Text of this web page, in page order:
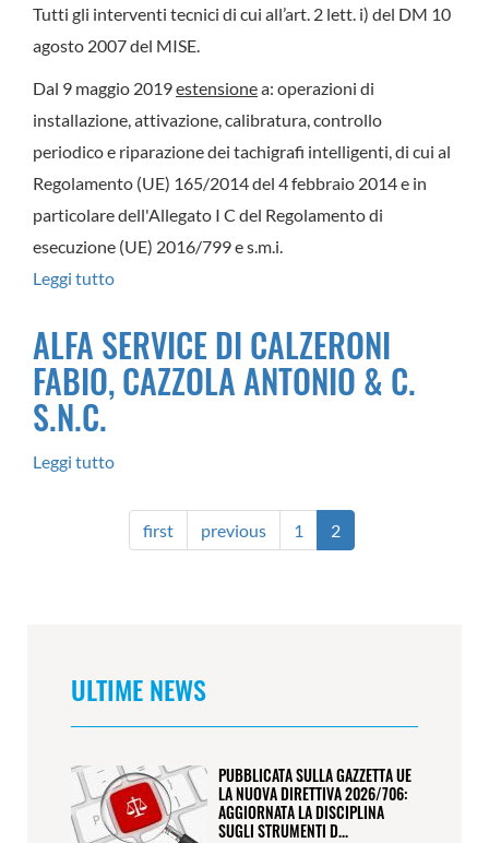
CRISTIANA
Tutti gli interventi tecnici di cui all’art. 2 lett. i) del DM 10
agosto 2007 del MISE.
Dal 9 maggio 2019estensionea: operazioni di
installazione, attivazione, calibratura, controllo
periodico e riparazione dei tachigrafi intelligenti, di cui al
Regolamento (UE) 165/2014 del 4 febbraio 2014 e in
particolare dell'Allegato I C del Regolamento di
esecuzione (UE) 2016/799 e s.m.i.
Leggi tutto
AGNELLO
SPA
ALFA SERVICE DI CALZERONI
FABIO, CAZZOLA ANTONIO & C.
S.N.C.
Leggi tutto
SERVICE
DI
ANTONIO
S.N.C.
first previous 1 2
ULTIME NEWS
PUBBLICATA SULLA GAZZETTA UE
LA NUOVA DIRETTIVA 2026/706:
AGGIORNATA LA DISCIPLINA
SUGLI STRUMENTI D...